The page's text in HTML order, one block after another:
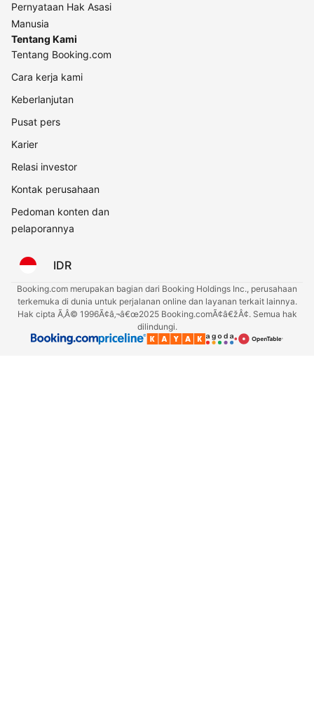
Pernyataan Hak Asasi
Manusia
Tentang Kami
Tentang Booking.com
Cara kerja kami
Keberlanjutan
Pusat pers
Karier
Relasi investor
Kontak perusahaan
Pedoman konten dan
pelaporannya
IDR
Booking.com merupakan bagian dari Booking Holdings Inc., perusahaan
terkemuka di dunia untuk perjalanan online dan layanan terkait lainnya.
Hak cipta Ã‚Â© 1996Ã¢â‚¬â€œ2025 Booking.comÃ¢â€žÂ¢. Semua hak
dilindungi.